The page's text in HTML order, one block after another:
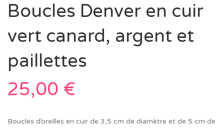
Boucles Denver en cuir
vert canard, argent et
paillettes
25,00 €
Boucles d’oreilles en cuir de 3,5 cm de diamètre et de 5 cm de